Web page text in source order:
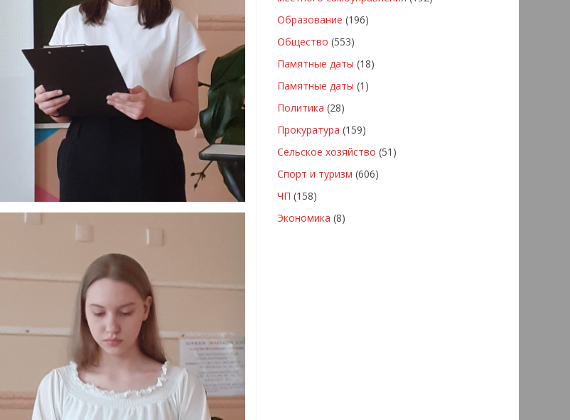
Образование (196)
Общество (553)
Памятные даты (18)
Памятные даты (1)
Политика (28)
Прокуратура (159)
Сельское хозяйство (51)
Спорт и туризм (606)
ЧП (158)
Экономика (8)